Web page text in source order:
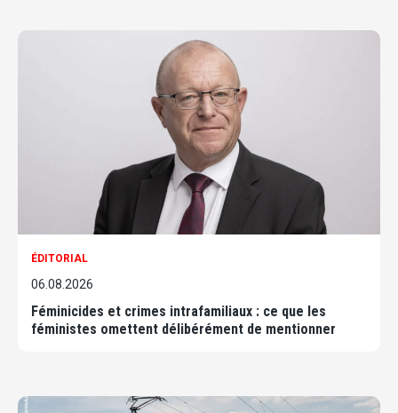
ÉDITORIAL
06.08.2026
Féminicides et crimes intrafamiliaux : ce que les
féministes omettent délibérément de mentionner